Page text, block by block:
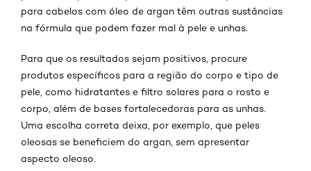
para cabelos com óleo de argan têm outras sustâncias
na fórmula que podem fazer mal à pele e unhas.
Para que os resultados sejam positivos, procure
produtos específicos para a região do corpo e tipo de
pele, como hidratantes e filtro solares para o rosto e
corpo, além de bases fortalecedoras para as unhas.
Uma escolha correta deixa, por exemplo, que peles
oleosas se beneficiem do argan, sem apresentar
aspecto oleoso.